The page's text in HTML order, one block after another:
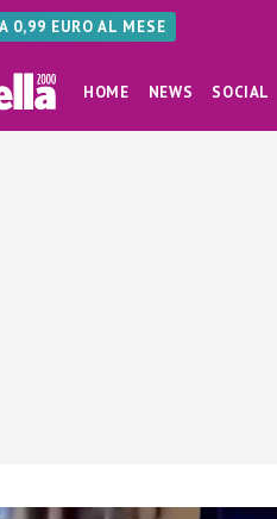
0,99 EURO AL MESE
HOME NEWS SOCIAL